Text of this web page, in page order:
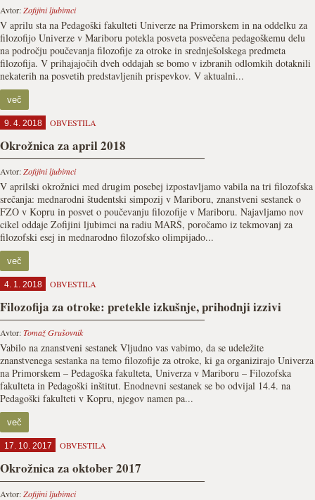
Avtor:Zofijini ljubimci
V aprilu sta na Pedagoški fakulteti Univerze na Primorskem in na oddelku za
filozofijo Univerze v Mariboru potekla posveta posvečena pedagoškemu delu
na področju poučevanja filozofije za otroke in srednješolskega predmeta
filozofija. V prihajajočih dveh oddajah se bomo v izbranih odlomkih dotaknili
nekaterih na posvetih predstavljenih prispevkov. V aktualni...
več
9. 4. 2018 OBVESTILA
Okrožnica za april 2018
Avtor:Zofijini ljubimci
V aprilski okrožnici med drugim posebej izpostavljamo vabila na tri filozofska
srečanja: mednarodni študentski simpozij v Mariboru, znanstveni sestanek o
FZO v Kopru in posvet o poučevanju filozofije v Mariboru. Najavljamo nov
cikel oddaje Zofijini ljubimci na radiu MARŠ, poročamo iz tekmovanj za
filozofski esej in mednarodno filozofsko olimpijado...
več
4. 1. 2018 OBVESTILA
Filozofija za otroke: pretekle izkušnje, prihodnji izzivi
Avtor:Tomaž Grušovnik
Vabilo na znanstveni sestanek Vljudno vas vabimo, da se udeležite
znanstvenega sestanka na temo filozofije za otroke, ki ga organizirajo Univerza
na Primorskem – Pedagoška fakulteta, Univerza v Mariboru – Filozofska
fakulteta in Pedagoški inštitut. Enodnevni sestanek se bo odvijal 14.4. na
Pedagoški fakulteti v Kopru, njegov namen pa...
več
17. 10. 2017 OBVESTILA
Okrožnica za oktober 2017
Avtor:Zofijini ljubimci